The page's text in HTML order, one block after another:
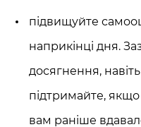
підвищуйте
наприкінці дня.
досягнення,
підтримайте, якщо
вам раніше